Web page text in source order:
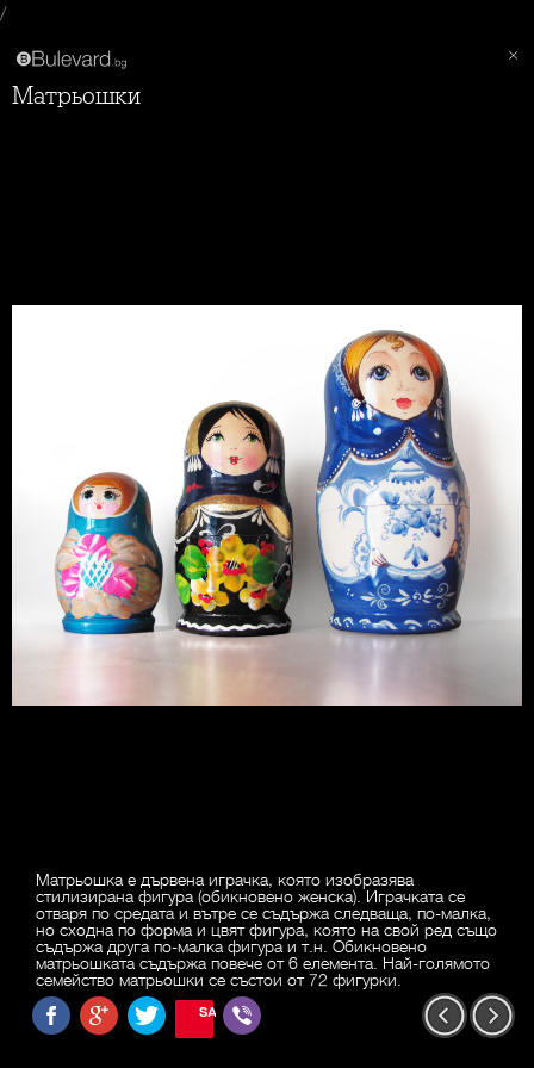
/
Матрьошки
Матрьошка е дървена играчка, която изобразява
стилизирана фигура (обикновено женска). Играчката се
отваря по средата и вътре се съдържа следваща, по-малка,
но сходна по форма и цвят фигура, която на свой ред също
съдържа друга по-малка фигура и т.н. Обикновено
матрьошката съдържа повече от 6 елемента. Най-голямото
семейство матрьошки се състои от 72 фигурки.
SAVE